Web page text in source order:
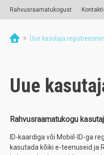
Rahvusraamatukogust
> Uue kasutaja
Uue
Rahvusraamatukogu
ID-kaardiga või Mobiil-ID-ga
kasutada kõiki e-teenuseid ja